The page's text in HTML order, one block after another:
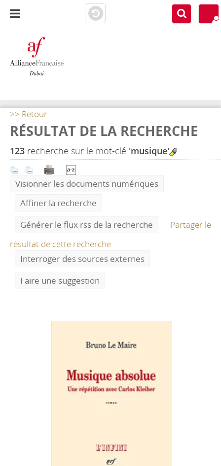
>> Retour
RÉSULTAT DE LA RECHERCHE
123 recherche sur le mot-clé 'musique'
Visionner les documents numériques
Affiner la recherche
Générer le flux rss de la recherche
Partager le
résultat de cette recherche
Interroger des sources externes
Faire une suggestion